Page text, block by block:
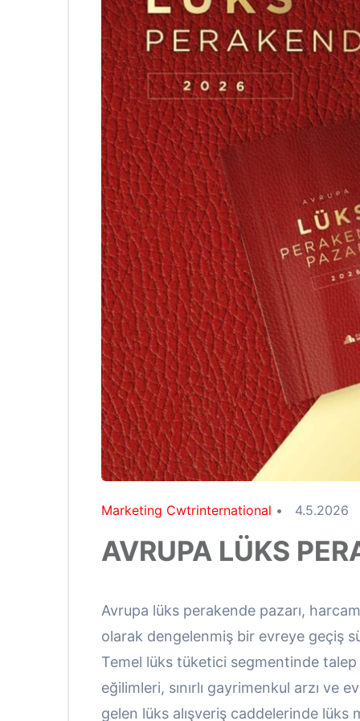
Marketing Cwtrinternational • 4.5.2026
AVRUPA LÜKS
Avrupa lüks perakende pazarı,
olarak dengelenmiş bir evreye geçiş
Temel lüks tüketici segmentinde talep
eğilimleri, sınırlı gayrimenkul arzı ve
gelen lüks alışveriş caddelerinde lüks